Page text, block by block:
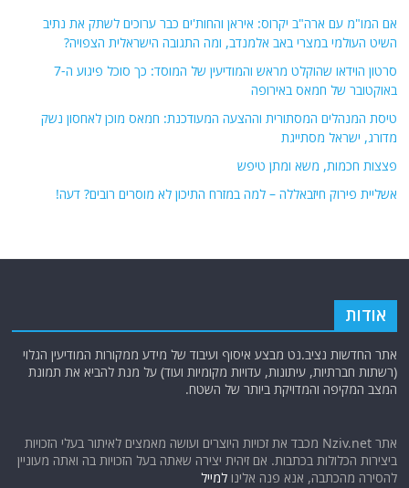
אם המו"מ עם ארה"ב יקרוס: איראן והחות'ים כבר ערוכים לשתק את נתיב
השיט העולמי במצרי באב אלמנדב, ומה התגובה הישראלית הצפויה?
סרטון הוידאו שהוקלט מראש והמודיעין של המוסד: כך סוכל פיגוע ה-7
באוקטובר של חמאס באירופה
טיסת המנהלים המסתורית וההצעה המעודכנת: חמאס מוכן לאחסון נשק
מדורג, ישראל מסתייגת
פצצות חכמות, משא ומתן טיפש
אשליית פירוק חיזבאללה – למה במזרח התיכון לא מוסרים רובים? דעה!
אודות
אתר החדשות נציב.נט מבצע איסוף ועיבוד של מידע ממקורות המודיעין הגלוי
(רשתות חברתיות, עיתונות, עדויות מקומיות ועוד) על מנת להביא את תמונת
המצב המקיפה והמדויקת ביותר של השטח.
אתר Nziv.net מכבד את זכויות היוצרים ועושה מאמצים לאיתור בעלי הזכויות
ביצירות הכלולות בכתבות. אם זיהית יצירה שאתה בעל הזכויות בה ואתה מעוניין
להסירה מהכתבה, אנא פנה אלינולמייל